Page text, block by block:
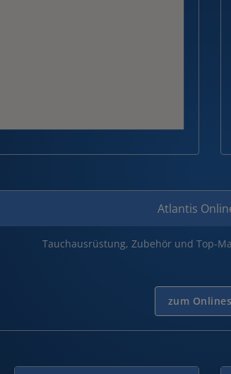
Atlantis
Tauchausrüstung, Zubehör und Top-
zum